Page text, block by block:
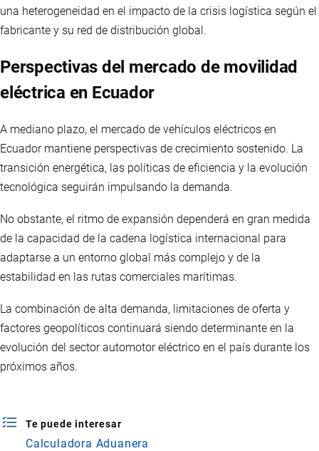
una heterogeneidad en el impacto de la crisis logística según el
fabricante y su red de distribución global.
Perspectivas del mercado de movilidad
eléctrica en Ecuador
A mediano plazo, el mercado de vehículos eléctricos en
Ecuador mantiene perspectivas de crecimiento sostenido. La
transición energética, las políticas de eficiencia y la evolución
tecnológica seguirán impulsando la demanda.
No obstante, el ritmo de expansión dependerá en gran medida
de la capacidad de la cadena logística internacional para
adaptarse a un entorno global más complejo y de la
estabilidad en las rutas comerciales marítimas.
La combinación de alta demanda, limitaciones de oferta y
factores geopolíticos continuará siendo determinante en la
evolución del sector automotor eléctrico en el país durante los
próximos años.
Te puede interesar
Calculadora Aduanera